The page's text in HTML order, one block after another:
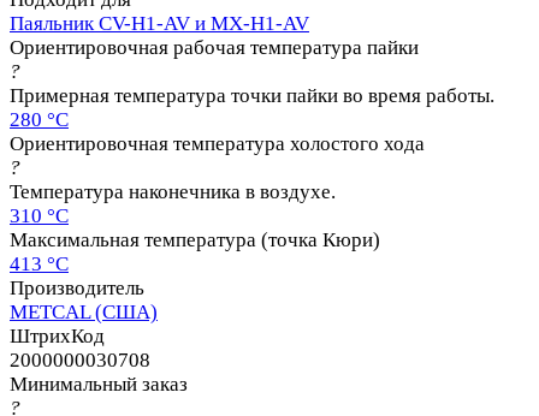
Паяльник CV-H1-AV и MX-H1-AV
Ориентировочная рабочая температура пайки
?
Примерная температура точки пайки во время работы.
280 °C
Ориентировочная температура холостого хода
?
Температура наконечника в воздухе.
310 °C
Максимальная температура (точка Кюри)
413 °C
Производитель
METCAL (США)
ШтрихКод
2000000030708
Минимальный заказ
?